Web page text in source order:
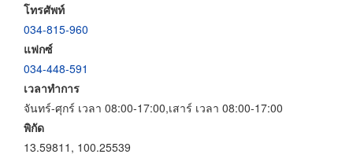
โทรศัพท์
034-815-960
แฟกซ์
034-448-591
เวลาทำการ
จันทร์-ศุกร์ เวลา 08:00-17:00,เสาร์ เวลา 08:00-17:00
พิกัด
13.59811, 100.25539